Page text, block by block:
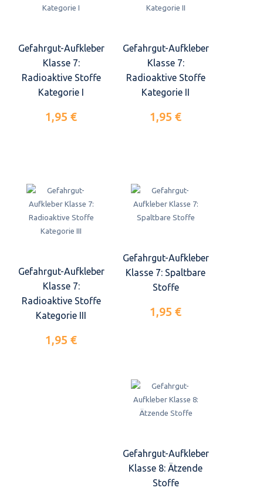
Gefahrgut-Aufkleber
Klasse 7:
Radioaktive Stoffe
Kategorie I
1,95 €
Gefahrgut-Aufkleber
Klasse 7:
Radioaktive Stoffe
Kategorie II
1,95 €
Gefahrgut-Aufkleber
Klasse 7:
Radioaktive Stoffe
Kategorie III
1,95 €
Gefahrgut-Aufkleber
Klasse 7: Spaltbare
Stoffe
1,95 €
Gefahrgut-Aufkleber
Klasse 8: Ätzende
Stoffe